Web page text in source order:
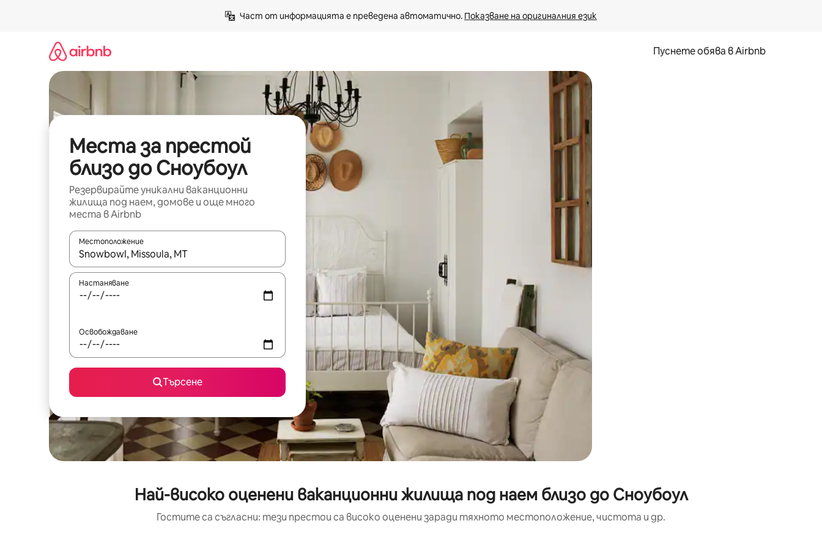
Част от информацията е преведена автоматично. Показване на оригиналния език
Пуснете обява в Airbnb
Места за престой
близо до Сноубоул
Резервирайте уникални ваканционни
жилища под наем, домове и още много
места в Airbnb
Местоположение
Когато резултатите се покажат, използвайте клавишите със стрелки нагоре и надолу или навигирайте с докосване или плъзгане.
Настаняване
Освобождаване
Търсене
Най-високо оценени ваканционни жилища под наем близо до Сноубоул
Гостите са съгласни: тези престои са високо оценени заради тяхното местоположение, чистота и др.